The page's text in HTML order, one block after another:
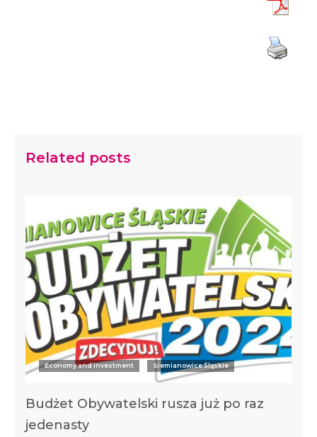
Related posts
Economy and investment Siemianowice Śląskie
Budżet Obywatelski rusza już po raz
jedenasty